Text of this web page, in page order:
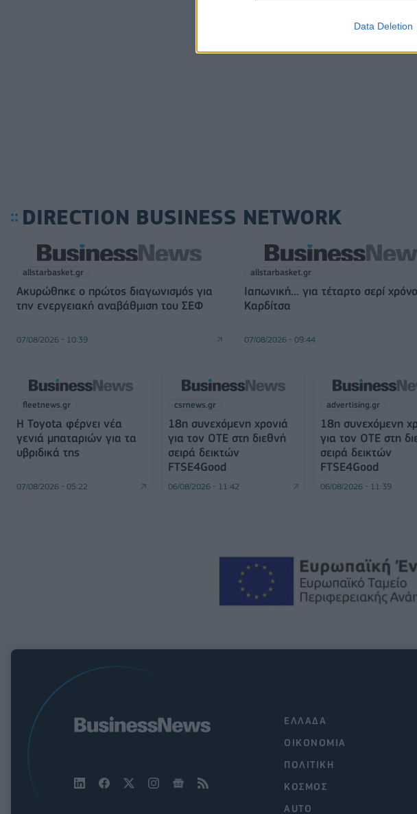
Data Deletion
DIRECTION BUSINESS NETWORK
allstarbasket.gr
Ακυρώθηκε ο πρώτος διαγωνισμός για
την ενεργειακή αναβάθμιση του ΣΕΦ
07/08/2026 - 10:39
allstarbasket.gr
Ιαπωνική... για τέταρτο σερί
Καρδίτσα
07/08/2026 - 09:44
fleetnews.gr
Η Toyota φέρνει νέα
γενιά μπαταριών για τα
υβριδικά της
07/08/2026 - 05:22
csrnews.gr
18η συνεχόμενη χρονιά
για τον ΟΤΕ στη διεθνή
σειρά δεικτών
FTSE4Good
06/08/2026 - 11:42
advertising.gr
18η συνεχόμενη
για τον ΟΤΕ στη
σειρά δεικτών
FTSE4Good
06/08/2026 - 11:39
ΕΛΛΑΔΑ
ΟΙΚΟΝΟΜΙΑ
ΠΟΛΙΤΙΚΗ
ΚΟΣΜΟΣ
AUTO